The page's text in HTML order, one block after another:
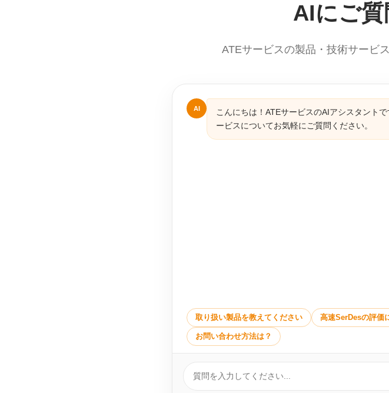
AIにご
ATEサービスの製品・技術サービ
AI
こんにちは！ATEサービスのAIアシスタント
ービスについてお気軽にご質問ください。
取り扱い製品を教えてください 高速SerDesの評価
お問い合わせ方法は？